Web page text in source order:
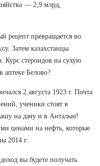
— 2,9 млрд,
рецепт превращается во
Затем казахстанцы
Курс стероидов на сухую
аптеке Белово?
2 августа 1923 г. Почта
ученики стоят в
на дачу и в Анталью!
ценами на нефть, которые
2014 г.
вы будете получать.